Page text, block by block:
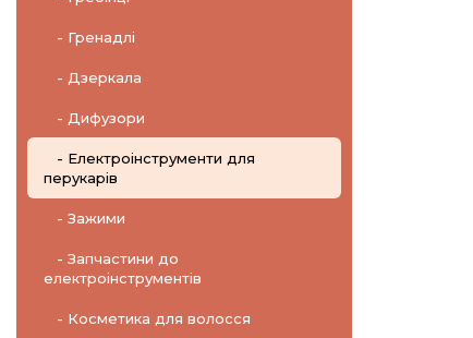
- Гренадлі
- Дзеркала
- Дифузори
- Електроінструменти для
перукарів
- Зажими
- Запчастини до
електроінструментів
- Косметика для волосся